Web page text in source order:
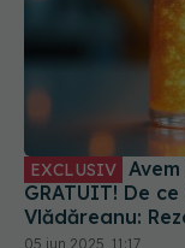
GRATUIT! De
Vlădăreanu:
05 iun 2025, 11:17